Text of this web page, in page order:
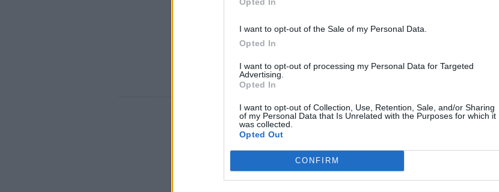
I want to opt-out of the Sale of my Personal Data.
Opted In
I want to opt-out of processing my Personal Data for Targeted
Advertising.
Opted In
I want to opt-out of Collection, Use, Retention, Sale, and/or Sharing
of my Personal Data that Is Unrelated with the Purposes for which it
was collected.
Opted Out
CONFIRM